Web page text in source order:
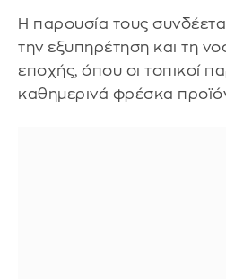
Η παρουσία τους
την εξυπηρέτηση και τη
εποχής, όπου οι τοπικοί
καθημερινά φρέσκα